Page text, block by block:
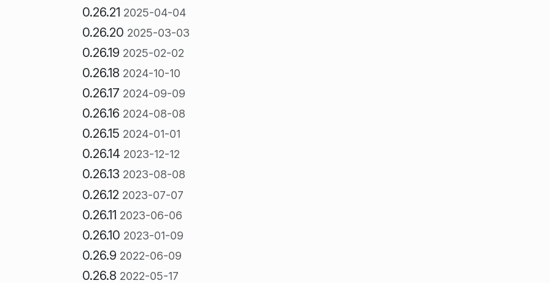
0.26.21 2025-04-04
0.26.20 2025-03-03
0.26.19 2025-02-02
0.26.18 2024-10-10
0.26.17 2024-09-09
0.26.16 2024-08-08
0.26.15 2024-01-01
0.26.14 2023-12-12
0.26.13 2023-08-08
0.26.12 2023-07-07
0.26.11 2023-06-06
0.26.10 2023-01-09
0.26.9 2022-06-09
0.26.8 2022-05-17